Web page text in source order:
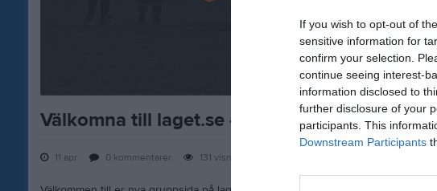
If you wish to opt-out of
sensitive information for
confirm your selection.
continue seeing interest-
information disclosed to
further disclosure of your
participants. This
Downstream Participants
Välkomna till laget.se – Här finns viktig
11 apr 0 kommentarer 131 visningar